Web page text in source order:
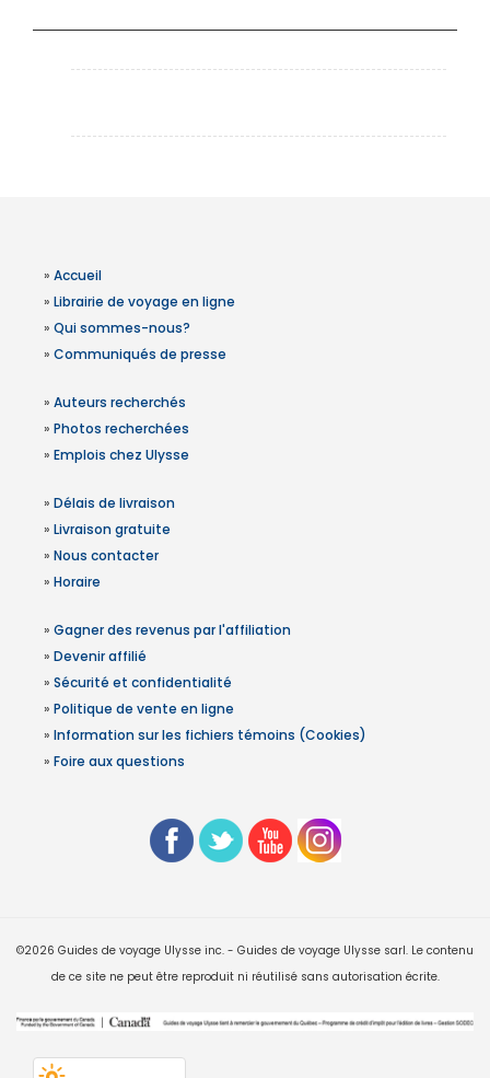
» Accueil
» Librairie de voyage en ligne
» Qui sommes-nous?
» Communiqués de presse
» Auteurs recherchés
» Photos recherchées
» Emplois chez Ulysse
» Délais de livraison
» Livraison gratuite
» Nous contacter
» Horaire
» Gagner des revenus par l'affiliation
» Devenir affilié
» Sécurité et confidentialité
» Politique de vente en ligne
» Information sur les fichiers témoins (Cookies)
» Foire aux questions
©2026 Guides de voyage Ulysse inc. - Guides de voyage Ulysse sarl. Le contenu
de ce site ne peut être reproduit ni réutilisé sans autorisation écrite.